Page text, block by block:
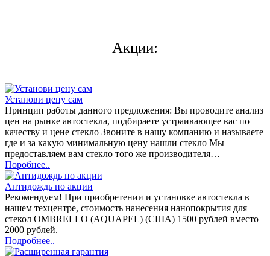
Акции:
Установи цену сам
Принцип работы данного предложения: Вы проводите анализ
цен на рынке автостекла, подбираете устраивающее вас по
качеству и цене стекло Звоните в нашу компанию и называете
где и за какую минимальную цену нашли стекло Мы
предоставляем вам стекло того же производителя…
Поробнее..
Антидождь по акции
Рекомендуем! При приобретении и установке автостекла в
нашем техцентре, стоимость нанесения нанопокрытия для
стекол OMBRELLO (AQUAPEL) (США) 1500 рублей вместо
2000 рублей.
Подробнее..